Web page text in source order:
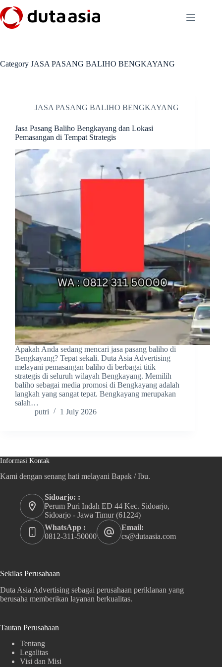
to
content
Category JASA PASANG BALIHO BENGKAYANG
JASA PASANG BALIHO BENGKAYANG
Jasa Pasang Baliho Bengkayang dan Lokasi
Pemasangan di Tempat Strategis
Apakah Anda sedang mencari jasa pasang baliho di
Bengkayang? Tepat sekali. Duta Asia Advertising
melayani pemasangan baliho di berbagai titik
strategis di seluruh wilayah Bengkayang. Memilih
baliho sebagai media promosi di Bengkayang adalah
langkah yang sangat tepat. Bengkayang merupakan
salah…
putri
1 July 2026
Informasi Kontak
Kami dengan senang hati melayani Bapak / Ibu.
Sidoarjo: :
Perum Puri Indah ED 44 Kec. Sidoarjo,
Sidoarjo - Jawa Timur (61224)
WhatsApp :
0812-311-50000
Email:
cs@dutaasia.com
Sekilas Perusahaan
Duta Asia Advertising sebagai perusahaan periklanan yang
berusaha memberikan layanan berkualitas.
Tautan Perusahaan
Tentang
Legalitas
Visi dan Misi